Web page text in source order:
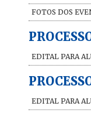
FOTOS DOS
EDITAL PARA
EDITAL PARA